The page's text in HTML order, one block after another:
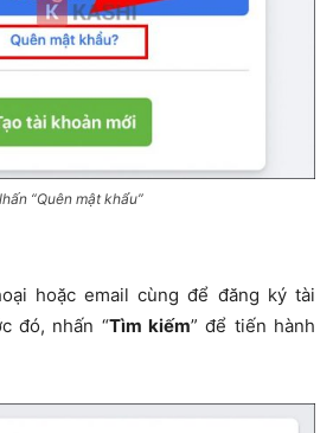
“Quên mật khẩu”
hoặc email cùng để đăng ký tài
đó, nhấn “Tìm kiếm” để tiến hành